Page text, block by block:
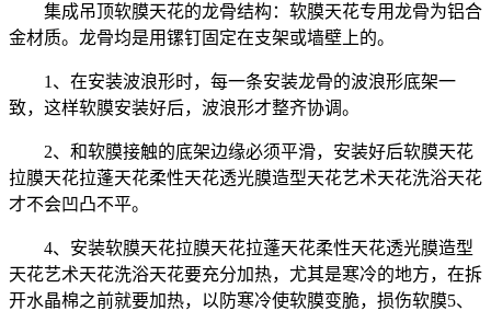
集成吊顶软膜天花的龙骨结构：软膜天花专用龙骨为铝合
金材质。龙骨均是用镙钉固定在支架或墙壁上的。
1、在安装波浪形时，每一条安装龙骨的波浪形底架一
致，这样软膜安装好后，波浪形才整齐协调。
2、和软膜接触的底架边缘必须平滑，安装好后软膜天花
拉膜天花拉蓬天花柔性天花透光膜造型天花艺术天花洗浴天花
才不会凹凸不平。
4、安装软膜天花拉膜天花拉蓬天花柔性天花透光膜造型
天花艺术天花洗浴天花要充分加热，尤其是寒冷的地方，在拆
开水晶棉之前就要加热，以防寒冷使软膜变脆，损伤软膜5、